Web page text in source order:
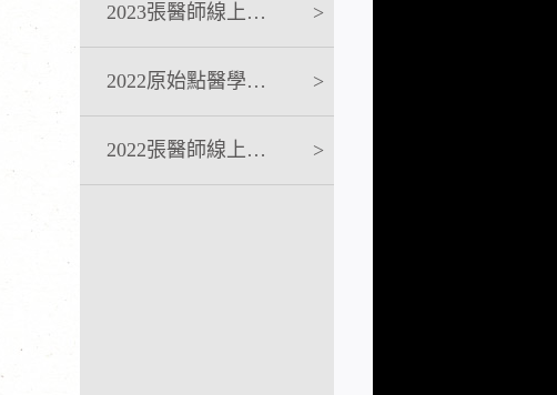
2023張醫師線上課程 >
2022原始點醫學完整版講座 >
2022張醫師線上課程 >